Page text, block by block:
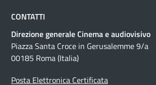
CONTATTI
Direzione generale Cinema e audiovisivo
Piazza Santa Croce in Gerusalemme 9/a
00185 Roma (Italia)
Posta Elettronica Certificata